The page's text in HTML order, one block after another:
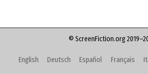
© ScreenFiction.org
English Deutsch Español Français